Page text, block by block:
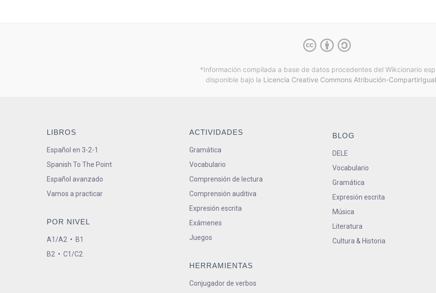
*Información compilada a base de datos procedentes del Wikcionario
disponible bajo la Licencia Creative Commons Atribución-
LIBROS
Español en 3-2-1
Spanish To The Point
Español avanzado
Vamos a practicar
POR NIVEL
A1/A2 • B1
B2 • C1/C2
ACTIVIDADES
Gramática
Vocabulario
Comprensión de lectura
Comprensión auditiva
Expresión escrita
Exámenes
Juegos
HERRAMIENTAS
Conjugador de verbos
BLOG
DELE
Vocabulario
Gramática
Expresión escrita
Música
Literatura
Cultura & Historia